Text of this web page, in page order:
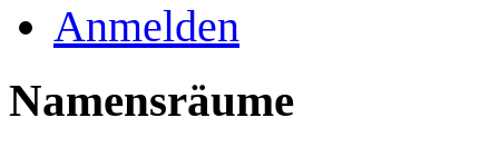
Anmelden
Namensräume